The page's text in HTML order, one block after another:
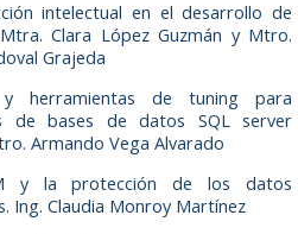
intelectual en el desarrollo de
Clara López Guzmán y Mtro.
Grajeda
y herramientas de tuning para
de bases de datos SQL server
Armando Vega Alvarado
y la protección de los datos
Ing. Claudia Monroy Martínez